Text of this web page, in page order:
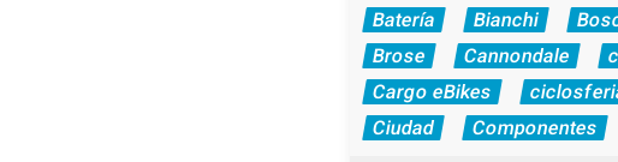
Batería
Bianchi
Brose
Cannondale
Cargo eBikes
Ciudad
Componentes